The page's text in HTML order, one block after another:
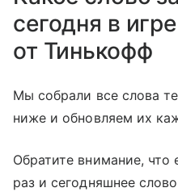
сегодня в
от Тинькофф
Мы собрали все слова
ниже и обновляем их
Обратите внимание, что
раз и сегодняшнее